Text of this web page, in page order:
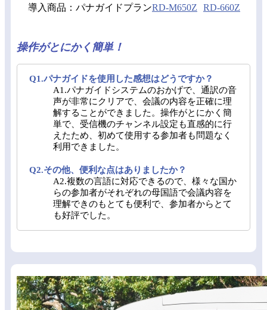
導入商品：パナガイドプランRD-M650Z RD-660Z
操作がとにかく簡単！
Q1.パナガイドを使用した感想はどうですか？
A1.パナガイドシステムのおかげで、通訳の音
声が非常にクリアで、会議の内容を正確に理
解することができました。操作がとにかく簡
単で、受信機のチャンネル設定も直感的に行
えたため、初めて使用する参加者も問題なく
利用できました。
Q2.その他、便利な点はありましたか？
A2.複数の言語に対応できるので、様々な国か
らの参加者がそれぞれの母国語で会議内容を
理解できのもとても便利で、参加者からとて
も好評でした。